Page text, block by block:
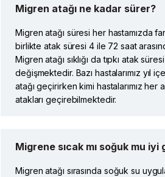
Migren atağı ne kadar sürer?
Migren atağı süresi her hastamızda
birlikte atak süresi 4 ile 72 saat
Migren atağı sıklığı da tıpkı atak
değişmektedir. Bazı hastalarımız yıl
atağı geçirirken kimi hastalarımız her
atakları geçirebilmektedir.
Migrene sıcak mı soğuk mu iyi
Migren atağı sırasında soğuk su